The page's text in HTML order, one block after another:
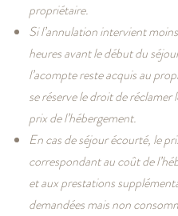
propriétaire.
Si l’annulation intervient
heures avant le début du
l’acompte reste acquis au
se réserve le droit de réclamer
prix de l’hébergement.
En cas de séjour écourté, le
correspondant au coût de
et aux prestations
demandées mais non